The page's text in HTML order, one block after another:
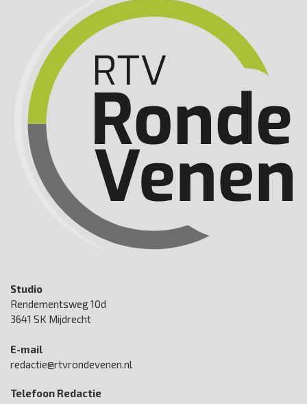
Studio
Rendementsweg 10d
3641 SK Mijdrecht
E-mail
redactie@rtvrondevenen.nl
Telefoon Redactie